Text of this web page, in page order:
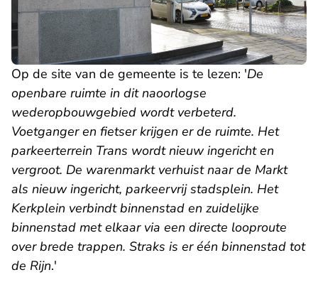
Op de site van de gemeente is te lezen: 'De
openbare ruimte in dit naoorlogse
wederopbouwgebied wordt verbeterd.
Voetganger en fietser krijgen er de ruimte. Het
parkeerterrein Trans wordt nieuw ingericht en
vergroot. De warenmarkt verhuist naar de Markt
als nieuw ingericht, parkeervrij stadsplein. Het
Kerkplein verbindt binnenstad en zuidelijke
binnenstad met elkaar via een directe looproute
over brede trappen. Straks is er één binnenstad tot
de Rijn.'